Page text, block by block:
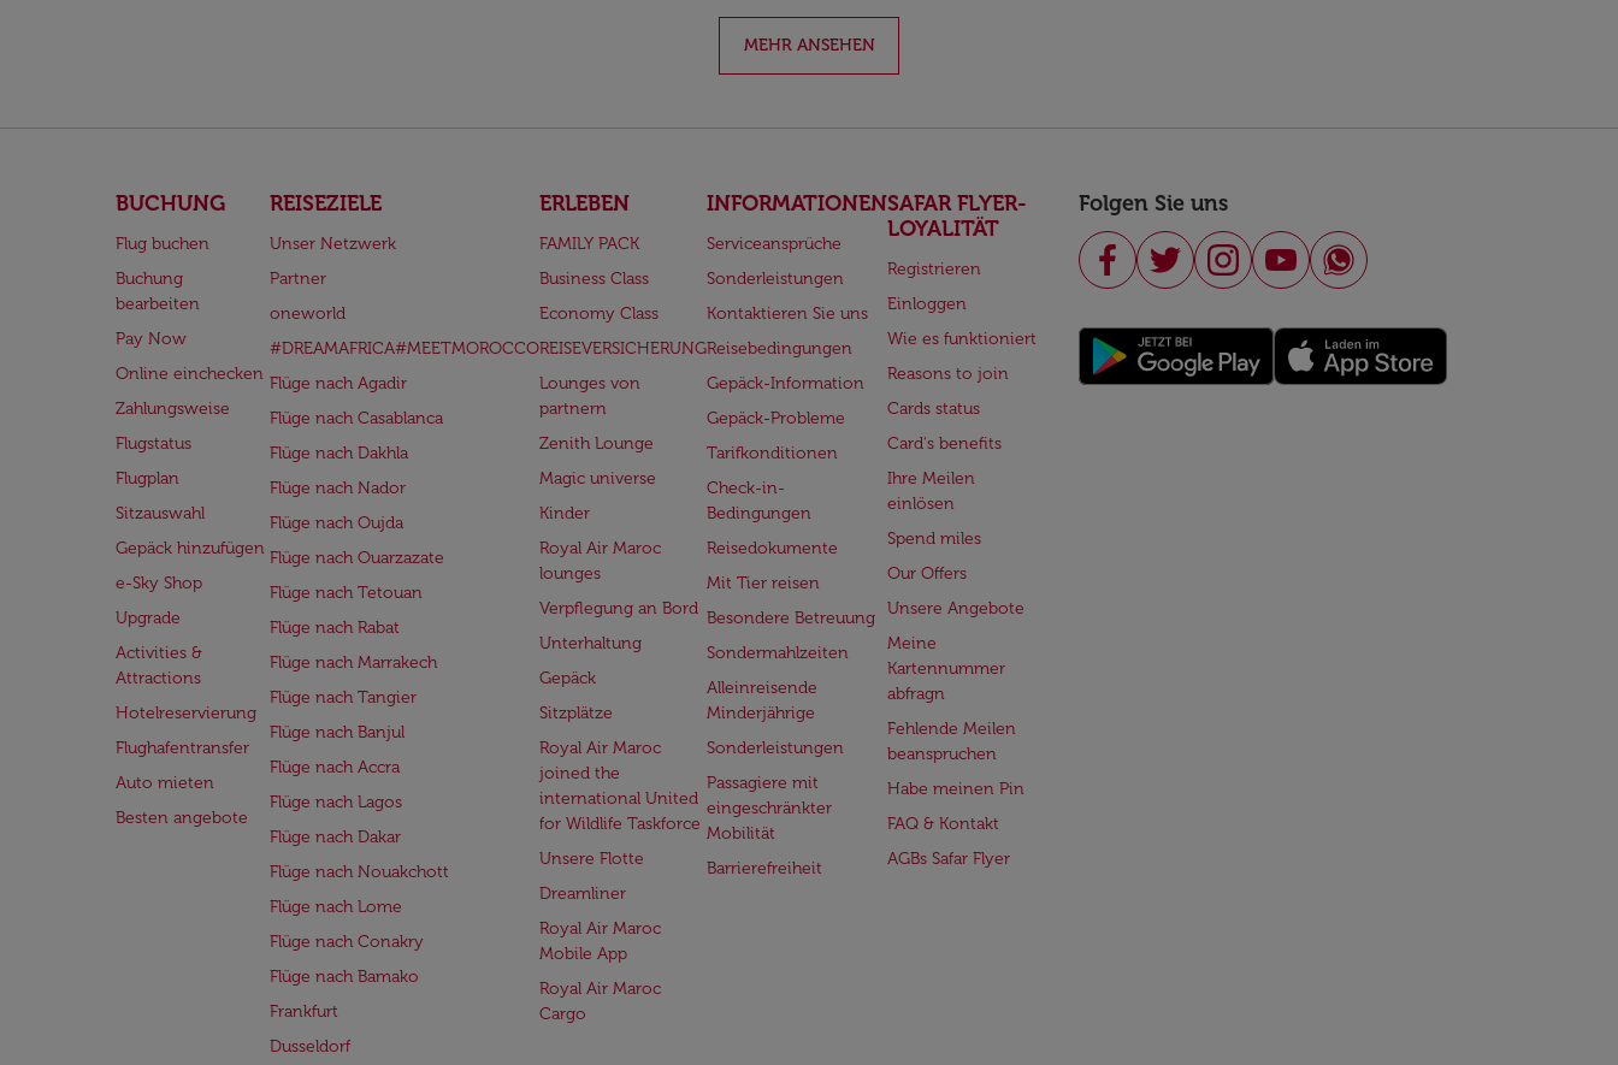
MEHR ANSEHEN
BUCHUNG
Flug buchen
Buchung
bearbeiten
Pay Now
Online einchecken
Zahlungsweise
Flugstatus
Flugplan
Sitzauswahl
Gepäck hinzufügen
e-Sky Shop
Upgrade
Activities &
Attractions
Hotelreservierung
Flughafentransfer
Auto mieten
Besten angebote
REISEZIELE
Unser Netzwerk
Partner
oneworld
#DREAMAFRICA#MEETMOROCCO
Flüge nach Agadir
Flüge nach Casablanca
Flüge nach Dakhla
Flüge nach Nador
Flüge nach Oujda
Flüge nach Ouarzazate
Flüge nach Tetouan
Flüge nach Rabat
Flüge nach Marrakech
Flüge nach Tangier
Flüge nach Banjul
Flüge nach Accra
Flüge nach Lagos
Flüge nach Dakar
Flüge nach Nouakchott
Flüge nach Lome
Flüge nach Conakry
Flüge nach Bamako
Frankfurt
Dusseldorf
ERLEBEN
FAMILY PACK
Business Class
Economy Class
REISEVERSICHERUNG
Lounges von
partnern
Zenith Lounge
Magic universe
Kinder
Royal Air Maroc
lounges
Verpflegung an Bord
Unterhaltung
Gepäck
Sitzplätze
Royal Air Maroc
joined the
international United
for Wildlife Taskforce
Unsere Flotte
Dreamliner
Royal Air Maroc
Mobile App
Royal Air Maroc
Cargo
INFORMATIONEN
Serviceansprüche
Sonderleistungen
Kontaktieren Sie uns
Reisebedingungen
Gepäck-Information
Gepäck-Probleme
Tarifkonditionen
Check-in-
Bedingungen
Reisedokumente
Mit Tier reisen
Besondere Betreuung
Sondermahlzeiten
Alleinreisende
Minderjährige
Sonderleistungen
Passagiere mit
eingeschränkter
Mobilität
Barrierefreiheit
SAFAR FLYER-
LOYALITÄT
Registrieren
Einloggen
Wie es funktioniert
Reasons to join
Cards status
Card's benefits
Ihre Meilen
einlösen
Spend miles
Our Offers
Unsere Angebote
Meine
Kartennummer
abfragn
Fehlende Meilen
beanspruchen
Habe meinen Pin
FAQ & Kontakt
AGBs Safar Flyer
Folgen Sie uns